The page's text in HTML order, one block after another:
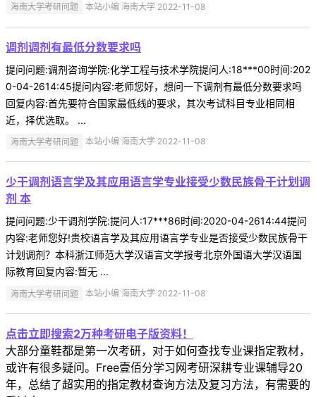
海南大学考研问题 本站小编 海南大学 2022-11-08
调剂调剂有最低分数要求吗
提问问题:调剂咨询学院:化学工程与技术学院提问人:18***00时间:202
0-04-2614:45提问内容:老师您好，想问一下调剂有最低分数要求吗
回复内容:首先要符合国家最低线的要求，其次考试科目专业相同相
近，择优选取。 ...
海南大学考研问题 本站小编 海南大学 2022-11-08
少干调剂语言学及其应用语言学专业接受少数民族骨干计划调
剂 本
提问问题:少干调剂学院:提问人:17***86时间:2020-04-2614:44提问
内容:老师您好!贵校语言学及其应用语言学专业是否接受少数民族骨干
计划调剂？本科浙江师范大学汉语言文学报考北京外国语大学汉语国
际教育回复内容:暂无 ...
海南大学考研问题 本站小编 海南大学 2022-11-08
点击立即搜索2万种考研电子版资料！
大部分童鞋都是第一次考研，对于如何查找专业课指定教材，
或许有很多疑问。Free壹佰分学习网考研深耕专业课辅导20
年，总结了超实用的指定教材查询方法及复习方法，有需要的